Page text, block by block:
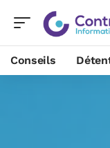
Conseils